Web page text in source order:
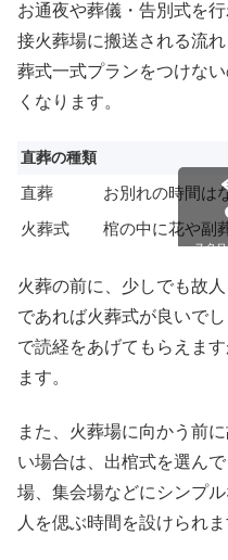
お通夜や葬儀・告別式を
接火葬場に搬送される流
葬式一式プランをつけな
くなります。
直葬の種類
直葬
お別れの時間は
火葬式
棺の中に花や副
スク
火葬の前に、少しでも故
であれば火葬式が良いで
で読経をあげてもらえま
ます。
また、火葬場に向かう前
い場合は、出棺式を選ん
場、集会場などにシンプ
人を偲ぶ時間を設けられま